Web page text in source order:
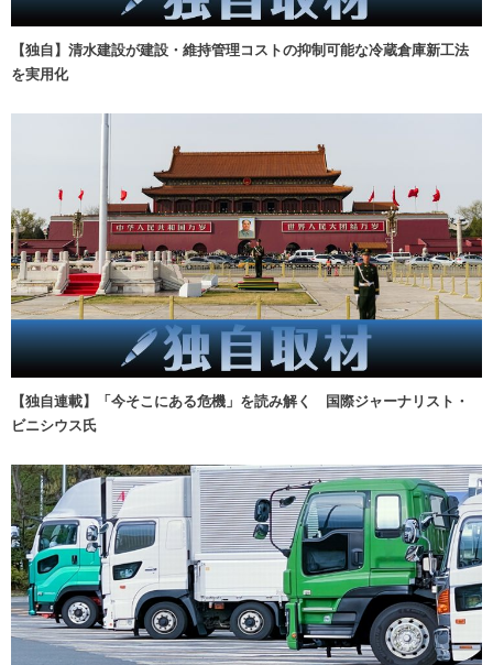
【独自】清水建設が建設・維持管理コストの抑制可能な冷蔵倉庫新工法
を実用化
【独自連載】「今そこにある危機」を読み解く 国際ジャーナリスト・
ビニシウス氏